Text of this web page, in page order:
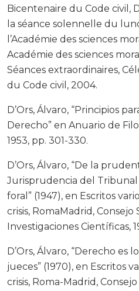
Bicentenaire du Code civil,
la séance solennelle du
l’Académie des sciences
Académie des sciences
Séances extraordinaires,
du Code civil, 2004.
D’Ors, Álvaro, “Principios
Derecho” en Anuario de
1953, pp. 301-330.
D’Ors, Álvaro, “De la
Jurisprudencia del
foral” (1947), en Escritos
crisis, RomaMadrid,
Investigaciones Científicas,
D’Ors, Álvaro, “Derecho es
jueces” (1970), en Escritos
crisis, Roma-Madrid,